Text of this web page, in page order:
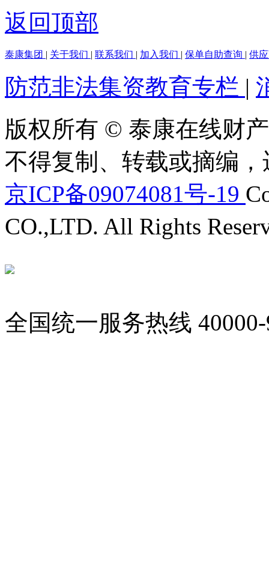
返回顶部
泰康集团 | 关于我们 | 联系我们 | 加入我们 | 保单自助查询 | 供
防范非法集资教育专栏 |
版权所有 © 泰康在线财
不得复制、转载或摘编
京ICP备09074081号-19
CO.,LTD. All Rights
全国统一服务热线